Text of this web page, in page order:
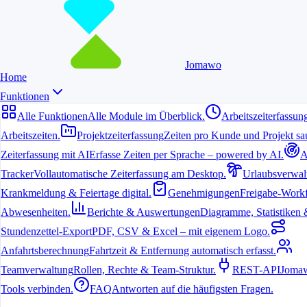
Jomawo
Home
Funktionen
Alle FunktionenAlle Module im Überblick.
Arbeitszeiten.
ProjektzeiterfassungZeiten pro Kunde und Projekt
Zeiterfassung mit AIErfasse Zeiten per Sprache – powered by AI.
TrackerVollautomatische Zeiterfassung am Desktop.
Krankmeldung & Feiertage digital.
GenehmigungenFreigabe-
Abwesenheiten.
Berichte & AuswertungenDiagramme, Statistiken
Stundenzettel-ExportPDF, CSV & Excel – mit eigenem Logo.
AnfahrtsberechnungFahrtzeit & Entfernung automatisch erfasst.
TeamverwaltungRollen, Rechte & Team-Struktur. REST-API
Tools verbinden.
FAQAntworten auf die häufigsten Fragen.
Tätigkeiten per Sprachaufnahme erfassen
Automatische Erkennung von Kunde, Projekt & Dauer